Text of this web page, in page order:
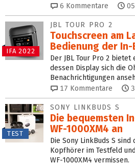
6 Kommentare
IFA 2022
JBL TOUR PRO 2
Touchscreen am
Bedienung der In-
Der JBL Tour Pro 2 bietet
dessen Display sich die
Benachrichtigungen
17 Kommentare
TEST
SONY LINKBUDS S
Die bequemsten
WF-1000XM4 an
Die Sony LinkBuds S
Kopfhörer im Testfeld
WF-1000XM4 vermissen.